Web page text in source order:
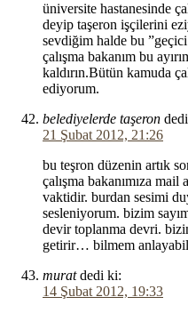
üniversite hastanesinde
deyip taşeron işçilerini
sevdiğim halde bu
çalışma bakanım bu
kaldırın.Bütün kamuda
ediyorum.
belediyelerde taşeron
21 Şubat 2012, 21:26
bu teşron düzenin artık
çalışma bakanımıza
vaktidir. burdan sesimi
sesleniyorum. bizim
devir toplanma devri.
getirir… bilmem
murat dedi ki:
14 Şubat 2012, 19:33